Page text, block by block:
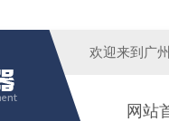
欢迎来到广
网站